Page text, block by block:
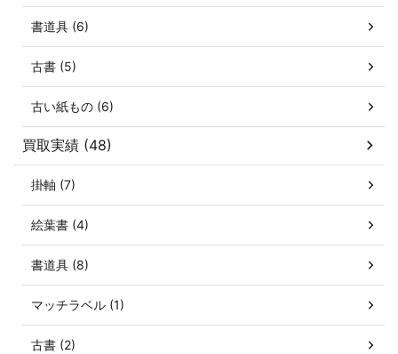
書道具 (6)
古書 (5)
古い紙もの (6)
買取実績 (48)
掛軸 (7)
絵葉書 (4)
書道具 (8)
マッチラベル (1)
古書 (2)